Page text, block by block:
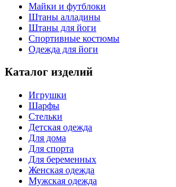
Майки и футблоки
Штаны алладины
Штаны для йоги
Спортивные костюмы
Одежда для йоги
Каталог изделий
Игрушки
Шарфы
Стельки
Детская одежда
Для дома
Для спорта
Для беременных
Женская одежда
Мужская одежда